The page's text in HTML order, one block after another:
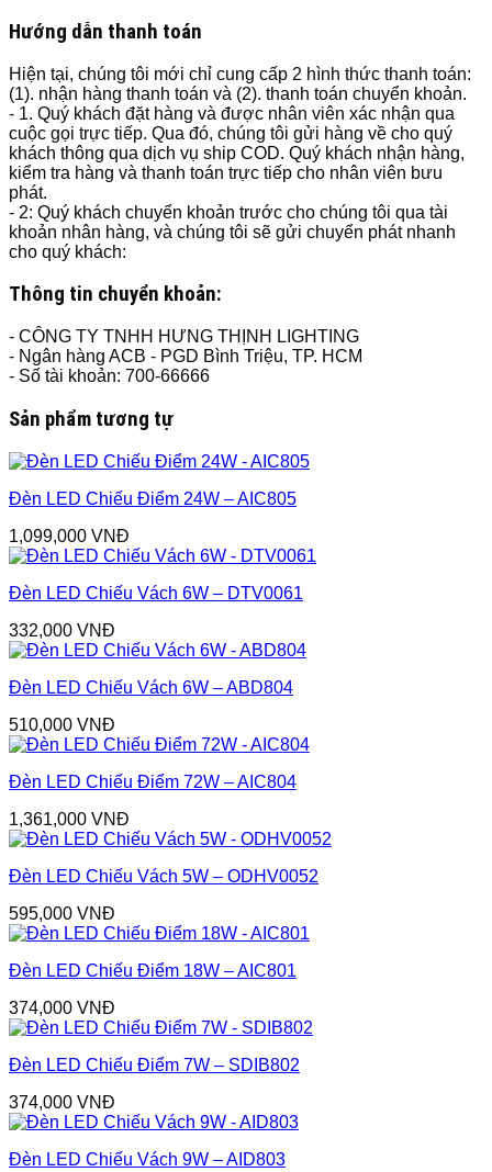
Hướng dẫn thanh toán
Hiện tại, chúng tôi mới chỉ cung cấp 2 hình thức thanh toán:
(1). nhận hàng thanh toán và (2). thanh toán chuyển khoản.
- 1. Quý khách đặt hàng và được nhân viên xác nhận qua
cuộc gọi trực tiếp. Qua đó, chúng tôi gửi hàng về cho quý
khách thông qua dịch vụ ship COD. Quý khách nhận hàng,
kiểm tra hàng và thanh toán trực tiếp cho nhân viên bưu
phát.
- 2: Quý khách chuyển khoản trước cho chúng tôi qua tài
khoản nhân hàng, và chúng tôi sẽ gửi chuyển phát nhanh
cho quý khách:
Thông tin chuyển khoản:
- CÔNG TY TNHH HƯNG THỊNH LIGHTING
- Ngân hàng ACB - PGD Bình Triệu, TP. HCM
- Số tài khoản: 700-66666
Sản phẩm tương tự
Đèn LED Chiếu Điểm 24W – AIC805
1,099,000 VNĐ
Đèn LED Chiếu Vách 6W – DTV0061
332,000 VNĐ
Đèn LED Chiếu Vách 6W – ABD804
510,000 VNĐ
Đèn LED Chiếu Điểm 72W – AIC804
1,361,000 VNĐ
Đèn LED Chiếu Vách 5W – ODHV0052
595,000 VNĐ
Đèn LED Chiếu Điểm 18W – AIC801
374,000 VNĐ
Đèn LED Chiếu Điểm 7W – SDIB802
374,000 VNĐ
Đèn LED Chiếu Vách 9W – AID803